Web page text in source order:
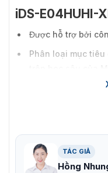
iDS-E04HUHI-
Được hỗ trợ bởi
Phân loại mục
Bảo vệ chu vi dựa
Tiêu thụ điện năng
Âm thanh qua cáp
TÁC GIẢ
Hồng